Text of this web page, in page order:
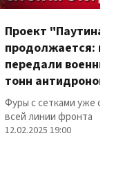
Проект "Паутина"
продолжается:
передали
тонн
Фуры с сетками уже
всей линии фронта
12.02.2025 19:00